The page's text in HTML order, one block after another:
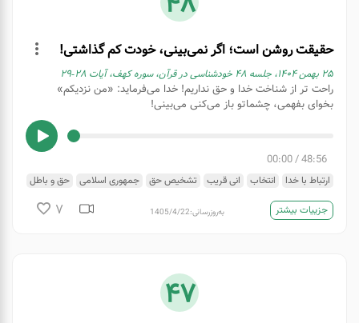
حقیقت روشن است؛ اگر نمی‌بینی، خودت کم گذاشتی!
۲۵ بهمن ۱۴۰۴، جلسه ۴۸ خودشناسی در قرآن، سوره کهف، آیات ۲۸-۲۹
راحت تر از شناخت خدا و حق نداریم! خدا می‌فرماید: «من نزدیکم»
بخوای بفهمی، چشماتو باز می‌کنی می‌بینی!
48:56
/
00:00
ارتباط با خدا انتخاب انی قریب تشخیص حق جمهوری اسلامی
حق و باطل
حکومت
خواسته یاد خدا
جزییات بیشتر به‌روزرسانی:1405/4/22
7
47